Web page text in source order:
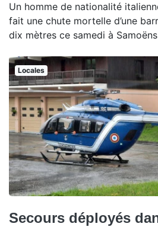
Un homme de nationalité
fait une chute mortelle d’une
dix mètres ce samedi à
Locales
Secours déployés